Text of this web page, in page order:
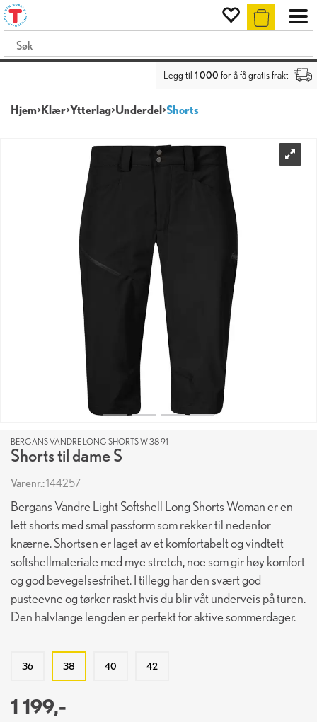
Legg til 1 000 for å få gratis frakt
Hjem>Klær>Ytterlag>Underdel>Shorts
BERGANS VANDRE LONG SHORTS W 38 91
Shorts til dame S
Varenr.:144257
Bergans Vandre Light Softshell Long Shorts Woman er en
lett shorts med smal passform som rekker til nedenfor
knærne. Shortsen er laget av et komfortabelt og vindtett
softshellmateriale med mye stretch, noe som gir høy komfort
og god bevegelsesfrihet. I tillegg har den svært god
pusteevne og tørker raskt hvis du blir våt underveis på turen.
Den halvlange lengden er perfekt for aktive sommerdager.
36 38 40 42
1 199,-